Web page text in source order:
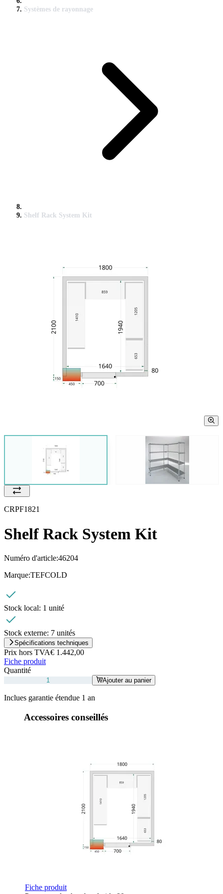
Systèmes de rayonnage
Shelf Rack System Kit
CRPF1821
Shelf Rack System Kit
Numéro d'article:46204
Marque:TEFCOLD
Stock local: 1 unité
Stock externe: 7 unités
Spécifications techniques
Prix hors TVA€ 1.442,00
Fiche produit
Quantité
Ajouter au panier
Inclues garantie étendue 1 an
Accessoires conseillés
Fiche produit